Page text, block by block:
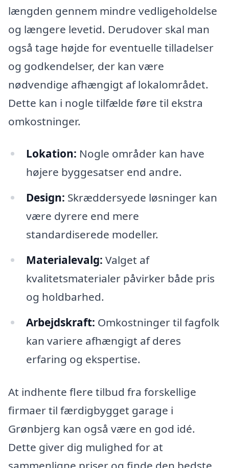
længden gennem mindre vedligeholdelse
og længere levetid. Derudover skal man
også tage højde for eventuelle tilladelser
og godkendelser, der kan være
nødvendige afhængigt af lokalområdet.
Dette kan i nogle tilfælde føre til ekstra
omkostninger.
Lokation: Nogle områder kan have
højere byggesatser end andre.
Design: Skræddersyede løsninger kan
være dyrere end mere
standardiserede modeller.
Materialevalg: Valget af
kvalitetsmaterialer påvirker både pris
og holdbarhed.
Arbejdskraft: Omkostninger til fagfolk
kan variere afhængigt af deres
erfaring og ekspertise.
At indhente flere tilbud fra forskellige
firmaer til færdigbygget garage i
Grønbjerg kan også være en god idé.
Dette giver dig mulighed for at